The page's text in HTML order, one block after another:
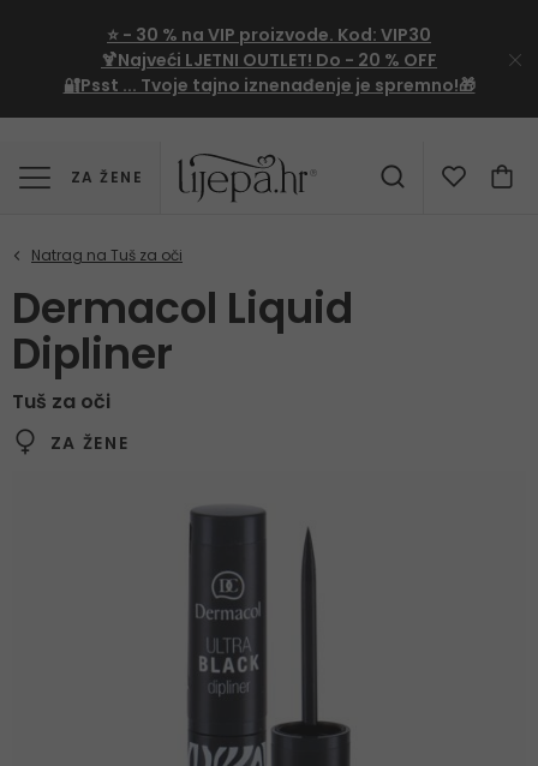
⭐ - 30 % na VIP proizvode. Kod: VIP30
🍹Najveći LJETNI OUTLET! Do - 20 % OFF
🔐Psst ... Tvoje tajno iznenađenje je spremno!🎁
ZA ŽENE
Dermacol Liquid
Dipliner
Tuš za oči
ZA ŽENE